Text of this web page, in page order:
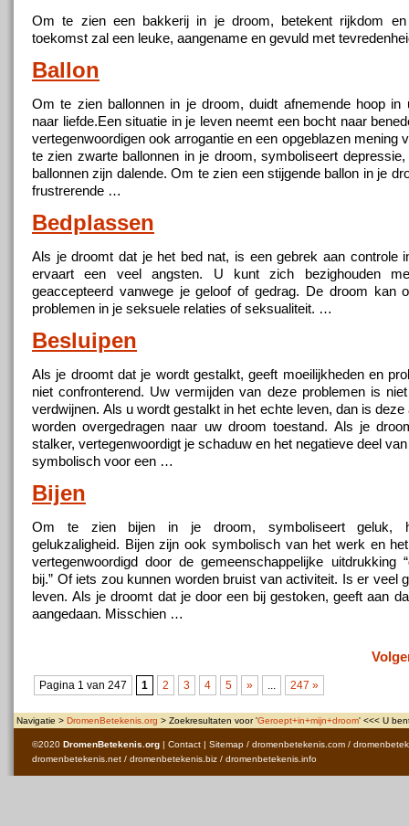
Om te zien een bakkerij in je droom, betekent rijkdom
toekomst zal een leuke, aangename en gevuld met
Ballon
Om te zien ballonnen in je droom, duidt afnemende hoop in
naar liefde.Een situatie in je leven neemt een bocht naar
vertegenwoordigen ook arrogantie en een opgeblazen mening
te zien zwarte ballonnen in je droom, symboliseert
ballonnen zijn dalende. Om te zien een stijgende ballon in je
frustrerende …
Bedplassen
Als je droomt dat je het bed nat, is een gebrek aan controle
ervaart een veel angsten. U kunt zich bezighouden
geaccepteerd vanwege je geloof of gedrag. De droom kan
problemen in je seksuele relaties of seksualiteit. …
Besluipen
Als je droomt dat je wordt gestalkt, geeft moeilijkheden en
niet confronterend. Uw vermijden van deze problemen is
verdwijnen. Als u wordt gestalkt in het echte leven, dan is deze
worden overgedragen naar uw droom toestand. Als je
stalker, vertegenwoordigt je schaduw en het negatieve deel
symbolisch voor een …
Bijen
Om te zien bijen in je droom, symboliseert geluk,
gelukzaligheid. Bijen zijn ook symbolisch van het werk en
vertegenwoordigd door de gemeenschappelijke uitdrukking
bij.” Of iets zou kunnen worden bruist van activiteit. Is er veel
leven. Als je droomt dat je door een bij gestoken, geeft aan
aangedaan. Misschien …
Pagina 1 van 247 1 2 3 4 5 » ... 247 »
Navigatie > DromenBetekenis.org > Zoekresultaten voor 'Geroept+in+mijn+droom' <<< U
©2020 DromenBetekenis.org | Contact | Sitemap / dromenbetekenis.com /
dromenbetekenis.net / dromenbetekenis.biz / dromenbetekenis.info